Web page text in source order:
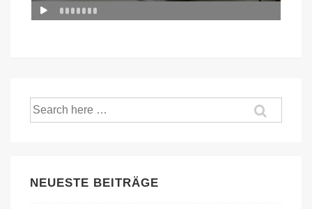
Suche
nach:
NEUESTE BEITRÄGE